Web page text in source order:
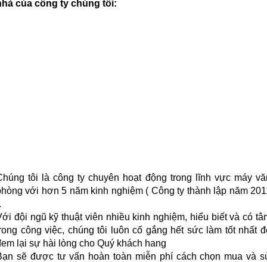
của công ty chúng tôi:
tôi là công ty chuyên hoạt động trong lĩnh vực máy
với hơn 5 năm kinh nghiệm ( Công ty thành lập năm
đội ngũ kỹ thuật viên nhiều kinh nghiệm, hiểu biết và có
công việc, chúng tôi luôn cố gắng hết sức làm tốt nhất
lại sự hài lòng cho Quý khách hang
sẽ được tư vấn hoàn toàn miễn phí cách chọn mua và